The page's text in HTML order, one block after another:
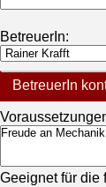
BetreuerIn:
BetreuerIn
Geeignet für die